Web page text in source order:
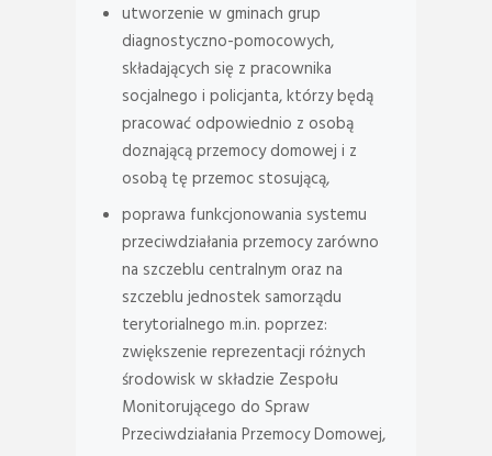
utworzenie w gminach grup
diagnostyczno-pomocowych,
składających się z pracownika
socjalnego i policjanta, którzy będą
pracować odpowiednio z osobą
doznającą przemocy domowej i z
osobą tę przemoc stosującą,
poprawa funkcjonowania systemu
przeciwdziałania przemocy zarówno
na szczeblu centralnym oraz na
szczeblu jednostek samorządu
terytorialnego m.in. poprzez:
zwiększenie reprezentacji różnych
środowisk w składzie Zespołu
Monitorującego do Spraw
Przeciwdziałania Przemocy Domowej,